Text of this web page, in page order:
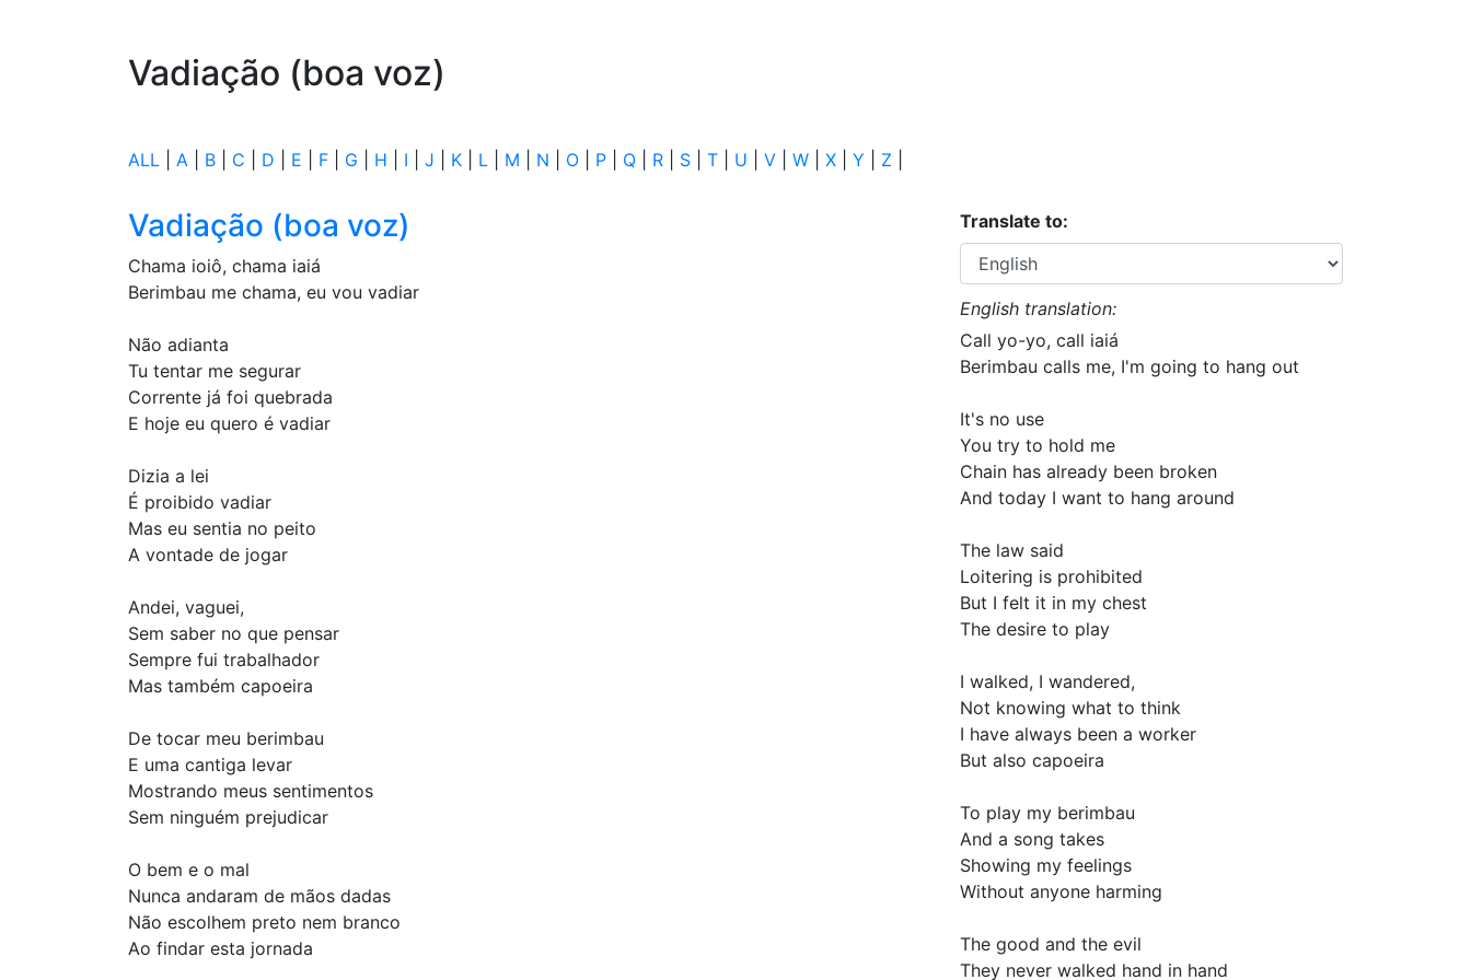
Vadiação (boa voz)
ALL A B C D E F G H I J K L M N O P Q R S T U V W X Y Z
Vadiação (boa voz)
Chama ioiô, chama iaiá
Berimbau me chama, eu vou vadiar
Não adianta
Tu tentar me segurar
Corrente já foi quebrada
E hoje eu quero é vadiar
Dizia a lei
É proibido vadiar
Mas eu sentia no peito
A vontade de jogar
Andei, vaguei,
Sem saber no que pensar
Sempre fui trabalhador
Mas também capoeira
De tocar meu berimbau
E uma cantiga levar
Mostrando meus sentimentos
Sem ninguém prejudicar
O bem e o mal
Nunca andaram de mãos dadas
Não escolhem preto nem branco
Ao findar esta jornada
Translate to:
English translation:
Call yo-yo, call iaiá
Berimbau calls me, I'm going to hang out
It's no use
You try to hold me
Chain has already been broken
And today I want to hang around
The law said
Loitering is prohibited
But I felt it in my chest
The desire to play
I walked, I wandered,
Not knowing what to think
I have always been a worker
But also capoeira
To play my berimbau
And a song takes
Showing my feelings
Without anyone harming
The good and the evil
They never walked hand in hand